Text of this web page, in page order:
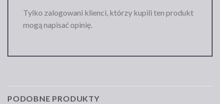
Tylko zalogowani klienci, którzy kupili ten produkt
mogą napisać opinię.
PODOBNE PRODUKTY